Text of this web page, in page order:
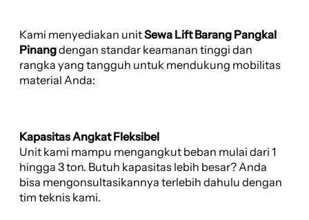
Kami menyediakan unitSewa Lift Barang Pangkal
Pinangdengan standar keamanan tinggi dan
rangka yang tangguh untuk mendukung mobilitas
material Anda:
Kapasitas Angkat Fleksibel
Unit kami mampu mengangkut beban mulai dari 1
hingga 3 ton. Butuh kapasitas lebih besar? Anda
bisa mengonsultasikannya terlebih dahulu dengan
tim teknis kami.